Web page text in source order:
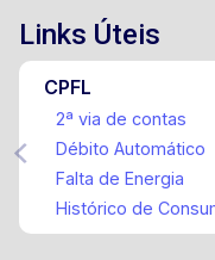
Links Úteis
CPFL
2ª via de contas
Débito Automático
Falta de Energia
Histórico de